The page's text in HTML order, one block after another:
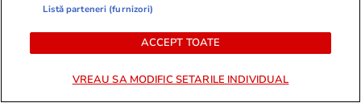
Sănătate și Fitness 15:44 Vacanțe și
Listă parteneri (furnizori)
ACCEPT TOATE
VREAU SA MODIFIC SETARILE INDIVIDUAL